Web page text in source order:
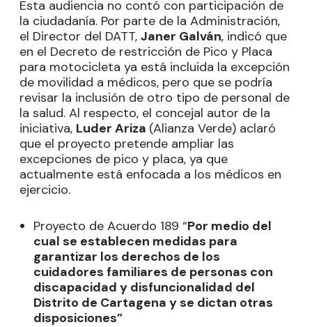
Esta audiencia no contó con participación de
la ciudadanía. Por parte de la Administración,
el Director del DATT, Janer Galván, indicó que
en el Decreto de restricción de Pico y Placa
para motocicleta ya está incluida la excepción
de movilidad a médicos, pero que se podría
revisar la inclusión de otro tipo de personal de
la salud. Al respecto, el concejal autor de la
iniciativa, Luder Ariza (Alianza Verde) aclaró
que el proyecto pretende ampliar las
excepciones de pico y placa, ya que
actualmente está enfocada a los médicos en
ejercicio.
Proyecto de Acuerdo 189 “Por medio del
cual se establecen medidas para
garantizar los derechos de los
cuidadores familiares de personas con
discapacidad y disfuncionalidad del
Distrito de Cartagena y se dictan otras
disposiciones”